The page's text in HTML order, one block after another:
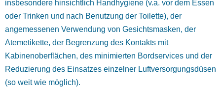
insbesondere hinsichtlich Handhygiene (v.a. vor dem Essen
oder Trinken und nach Benutzung der Toilette), der
angemessenen Verwendung von Gesichtsmasken, der
Atemetikette, der Begrenzung des Kontakts mit
Kabinenoberflächen, des minimierten Bordservices und der
Reduzierung des Einsatzes einzelner Luftversorgungsdüsen
(so weit wie möglich).